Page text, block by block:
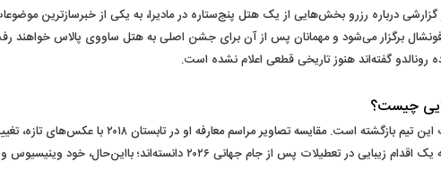
کریستیانو رونالدو و جورجینا رودریگز در روز ۸ اوت ۲۰۲۶، پس از انتشار گزارشی درباره رزرو بخش‌هایی از یک هتل پنج‌ستاره در مادیرا، به یکی از
برگزار می‌شود و مهمانان پس از آن برای جشن اصلی به هتل ساووی پالاس خواهند
رونالدو گفته‌اند هنوز تاریخی قطعی اعلام نشده است.
وینیسیوس جونیور در آستانه آغاز نهمین فصل حضورش در رئال مادرید، با ظاهری متفاوت به تمرینات این تیم بازگشته
چانه و خط فک این بازیکن برزیلی را نشان می‌دهد. چند رسانه اسپانیایی و برزیلی این تغییر را نتیجه یک اقدام زیبایی در تعطیلات پس از جام جهانی